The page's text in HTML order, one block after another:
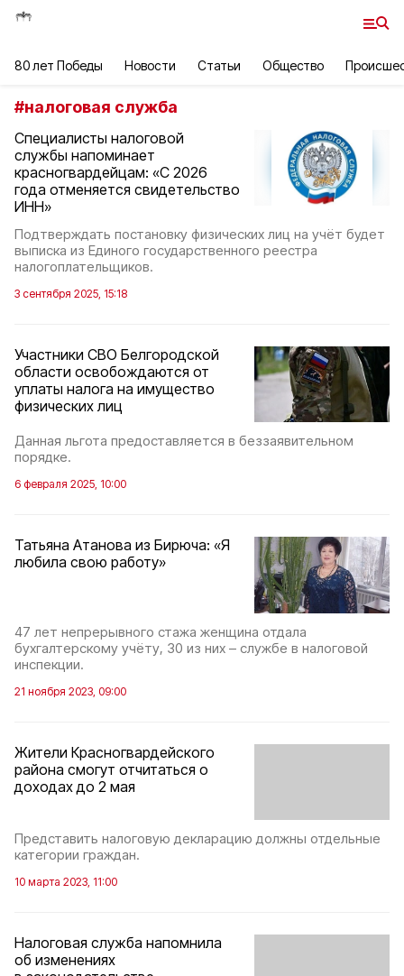
80 лет Победы Новости Статьи Общество
#налоговая служба
Специалисты налоговой
службы напоминает
красногвардейцам: «С 2026
года отменяется свидетельство
ИНН»
Подтверждать постановку физических лиц на учёт будет
выписка из Единого государственного реестра
налогоплательщиков.
3 сентября 2025, 15:18
Участники СВО Белгородской
области освобождаются от
уплаты налога на имущество
физических лиц
Данная льгота предоставляется в беззаявительном
порядке.
6 февраля 2025, 10:00
Татьяна Атанова из Бирюча: «Я
любила свою работу»
47 лет непрерывного стажа женщина отдала
бухгалтерскому учёту, 30 из них – службе в налоговой
инспекции.
21 ноября 2023, 09:00
Жители Красногвардейского
района смогут отчитаться о
доходах до 2 мая
Представить налоговую декларацию должны отдельные
категории граждан.
10 марта 2023, 11:00
Налоговая служба напомнила
об изменениях